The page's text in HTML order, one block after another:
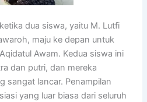
dua siswa, yaitu M. Lutfi
maju ke depan untuk
Awam. Kedua siswa ini
dan putri, dan mereka
sangat lancar. Penampilan
yang luar biasa dari seluruh